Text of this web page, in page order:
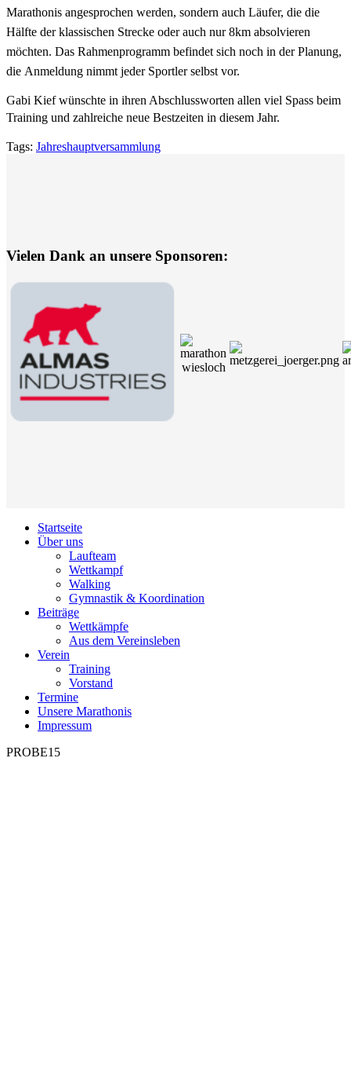
Marathonis angesprochen werden, sondern auch Läufer, die die
Hälfte der klassischen Strecke oder auch nur 8km absolvieren
möchten. Das Rahmenprogramm befindet sich noch in der Planung,
die Anmeldung nimmt jeder Sportler selbst vor.
Gabi Kief wünschte in ihren Abschlussworten allen viel Spass beim
Training und zahlreiche neue Bestzeiten in diesem Jahr.
Tags: Jahreshauptversammlung
Vielen Dank an unsere Sponsoren:
Startseite
Über uns
Laufteam
Wettkampf
Walking
Gymnastik & Koordination
Beiträge
Wettkämpfe
Aus dem Vereinsleben
Verein
Training
Vorstand
Termine
Unsere Marathonis
Impressum